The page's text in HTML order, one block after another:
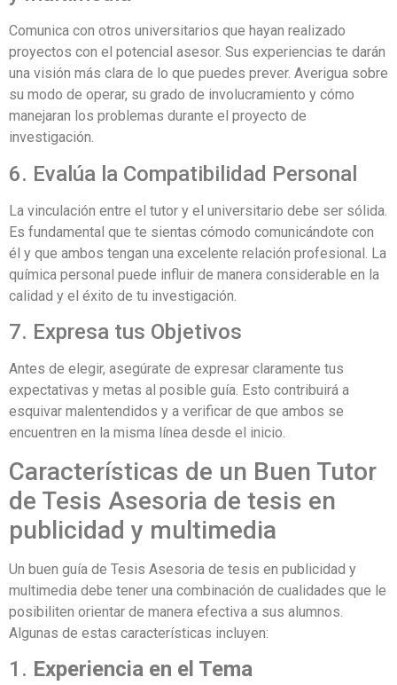
Comunica con otros universitarios que hayan realizado
proyectos con el potencial asesor. Sus experiencias te darán
una visión más clara de lo que puedes prever. Averigua sobre
su modo de operar, su grado de involucramiento y cómo
manejaran los problemas durante el proyecto de
investigación.
6. Evalúa la Compatibilidad Personal
La vinculación entre el tutor y el universitario debe ser sólida.
Es fundamental que te sientas cómodo comunicándote con
él y que ambos tengan una excelente relación profesional. La
química personal puede influir de manera considerable en la
calidad y el éxito de tu investigación.
7. Expresa tus Objetivos
Antes de elegir, asegúrate de expresar claramente tus
expectativas y metas al posible guía. Esto contribuirá a
esquivar malentendidos y a verificar de que ambos se
encuentren en la misma línea desde el inicio.
Características de un Buen Tutor
de Tesis Asesoria de tesis en
publicidad y multimedia
Un buen guía de Tesis Asesoria de tesis en publicidad y
multimedia debe tener una combinación de cualidades que le
posibiliten orientar de manera efectiva a sus alumnos.
Algunas de estas características incluyen:
1. Experiencia en el Tema